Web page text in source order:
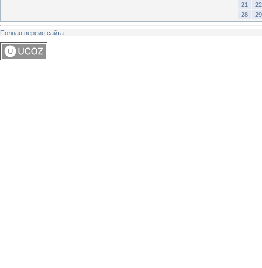
21
22
28
29
Полная версия сайта